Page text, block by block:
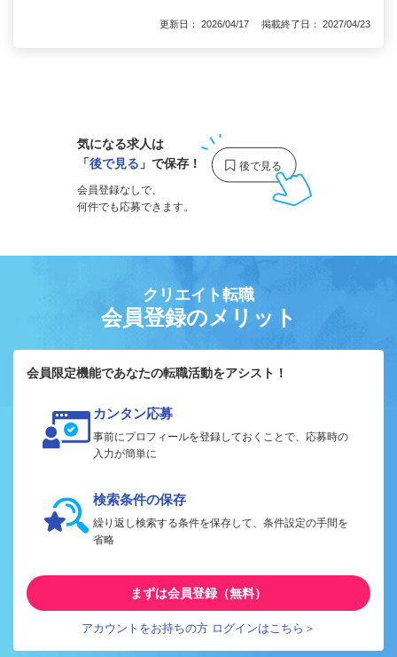
更新日： 2026/04/17 掲載終了日： 2027/04/23
気になる求人は
「後で見る 」で保存！
会員登録なしで、
何件でも応募できます。
クリエイト転職
会員登録のメリット
会員限定機能であなたの転職活動をアシスト！
カンタン応募
事前にプロフィールを登録しておくことで、応募時の
入力が簡単に
検索条件の保存
繰り返し検索する条件を保存して、条件設定の手間を
省略
まずは会員登録（無料）
アカウントをお持ちの方 ログインはこちら＞